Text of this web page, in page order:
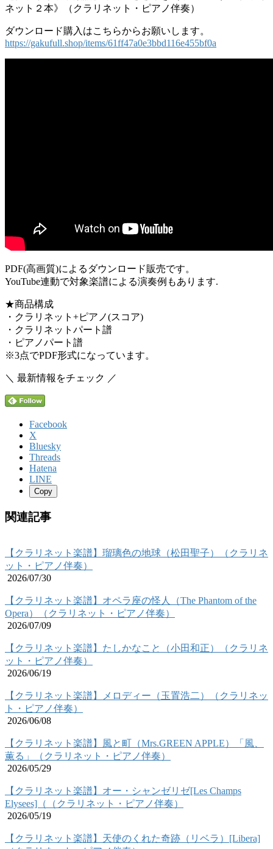
ネット２本》（クラリネット・ピアノ伴奏）
ダウンロード購入はこちらからお願いします。
https://gakufull.shop/items/61ff47a0e3bbd116e455bf0a
PDF(高画質)によるダウンロード販売です。
YouTube連動で対象楽譜による演奏例もあります.
★商品構成
・クラリネット+ピアノ(スコア)
・クラリネットパート譜
・ピアノパート譜
※3点でPDF形式になっています。
＼ 最新情報をチェック ／
Facebook
X
Bluesky
Threads
Hatena
LINE
Copy
関連記事
【クラリネット楽譜】瑠璃色の地球（松田聖子）（クラリネ
ット・ピアノ伴奏）
2026/07/30
【クラリネット楽譜】オペラ座の怪人（The Phantom of the
Opera）（クラリネット・ピアノ伴奏）
2026/07/09
【クラリネット楽譜】たしかなこと（小田和正）（クラリネ
ット・ピアノ伴奏）
2026/06/19
【クラリネット楽譜】メロディー（玉置浩二）（クラリネッ
ト・ピアノ伴奏）
2026/06/08
【クラリネット楽譜】風と町（Mrs.GREEN APPLE）「風、
薫る」（クラリネット・ピアノ伴奏）
2026/05/29
【クラリネット楽譜】オー・シャンゼリゼ[Les Champs
Elysees]（（クラリネット・ピアノ伴奏）
2026/05/19
【クラリネット楽譜】天使のくれた奇跡（リベラ）[Libera]